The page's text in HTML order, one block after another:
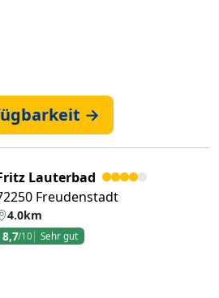
→
Lauterbad
Freudenstadt
4.0km
8,7/10 Sehr gut